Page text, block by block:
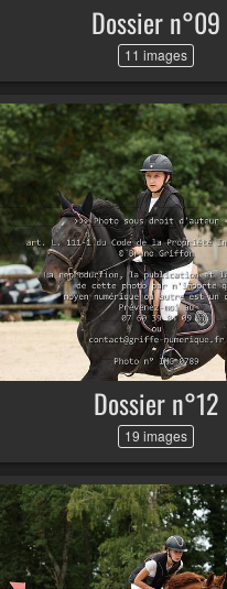
Dossier n°09
11 images
Dossier n°12
19 images